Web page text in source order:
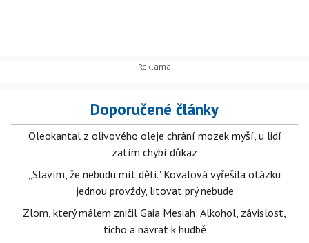
Doporučené články
Oleokantal z olivového oleje chrání mozek myší, u lidí
zatím chybí důkaz
„Slavím, že nebudu mít děti." Kovalová vyřešila otázku
jednou provždy, litovat prý nebude
Zlom, který málem zničil Gaia Mesiah: Alkohol, závislost,
ticho a návrat k hudbě